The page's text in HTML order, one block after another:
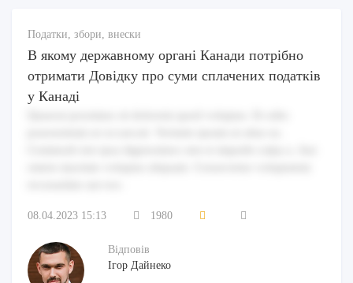
Податки, збори, внески
В якому державному органі Канади потрібно
отримати Довідку про суми сплачених податків
у Канаді
08.04.2023 15:13 1980
Відповів
Ігор Дайнеко